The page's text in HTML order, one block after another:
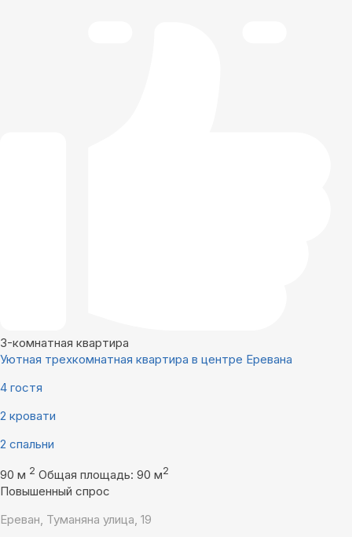
3-комнатная квартира
Уютная трехкомнатная квартира в центре Еревана
4 гостя
2 кровати
2 спальни
90 м 2 Общая площадь: 90 м2
Повышенный спрос
Ереван, Туманяна улица, 19